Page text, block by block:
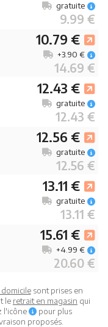
9.99 €
gratuite
10.79 €
14.69 €
+3.90 €
12.43 €
12.43 €
gratuite
12.56 €
12.56 €
gratuite
13.11 €
13.11 €
gratuite
15.61 €
20.60 €
+4.99 €
sont prises en
le retrait en magasin qui
l'icône
pour plus
proposés.